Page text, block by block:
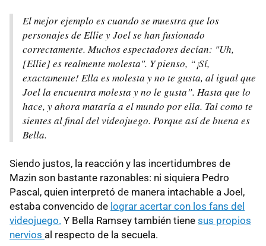
El mejor ejemplo es cuando se muestra que los
personajes de Ellie y Joel se han fusionado
correctamente. Muchos espectadores decían: "Uh,
[Ellie] es realmente molesta". Y pienso, “¡Sí,
exactamente! Ella es molesta y no te gusta, al igual que
Joel la encuentra molesta y no le gusta”. Hasta que lo
hace, y ahora mataría a el mundo por ella. Tal como te
sientes al final del videojuego. Porque así de buena es
Bella.
Siendo justos, la reacción y las incertidumbres de
Mazin son bastante razonables: ni siquiera Pedro
Pascal, quien interpretó de manera intachable a Joel,
estaba convencido de lograr acertar con los fans del
videojuego. Y Bella Ramsey también tiene sus propios
nervios al respecto de la secuela.